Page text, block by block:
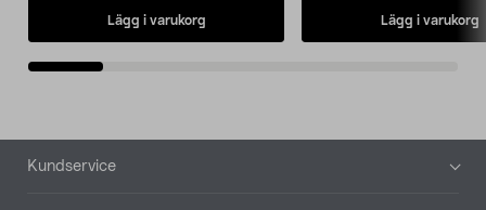
Lägg i varukorg Lägg i varukorg
Sidfot
Kundservice